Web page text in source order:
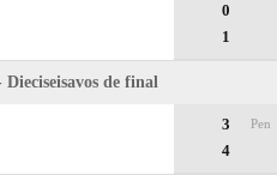
0
1
de final
3
4
Pen